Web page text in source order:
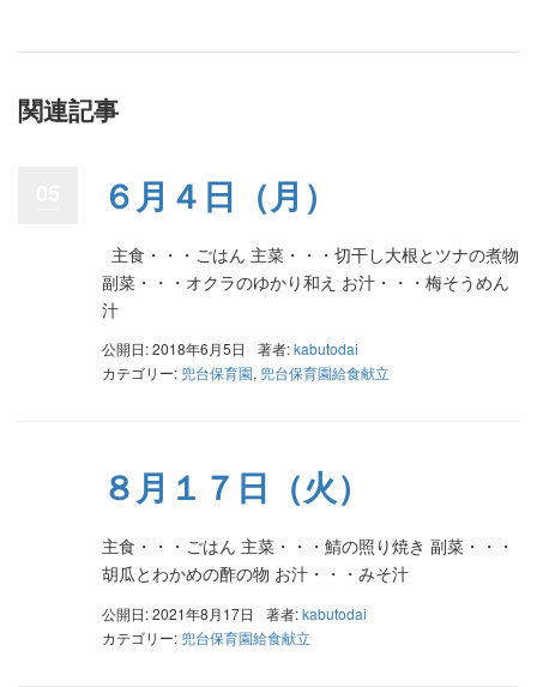
関連記事
６月４日（月）
主食・・・ごはん 主菜・・・切干し大根とツナの煮物
副菜・・・オクラのゆかり和え お汁・・・梅そうめん
汁
公開日: 2018年6月5日 著者:kabutodai
カテゴリー: 兜台保育園, 兜台保育園給食献立
８月１７日（火）
主食・・・ごはん 主菜・・・鯖の照り焼き 副菜・・・
胡瓜とわかめの酢の物 お汁・・・みそ汁
公開日: 2021年8月17日 著者:kabutodai
カテゴリー: 兜台保育園給食献立